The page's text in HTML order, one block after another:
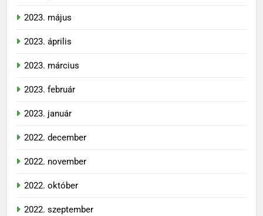
2023. május
2023. április
2023. március
2023. február
2023. január
2022. december
2022. november
2022. október
2022. szeptember